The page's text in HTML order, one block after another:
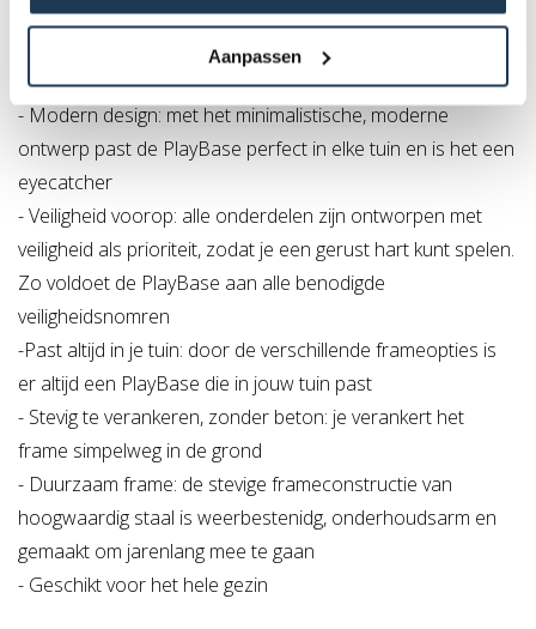
Aanpassen
Waarom kiezen voor BERG PlayBase
- Multifunctionaliteit: te gebruiken om te spelen, sporten en
loungen
- Modern design: met het minimalistische, moderne
ontwerp past de PlayBase perfect in elke tuin en is het een
eyecatcher
- Veiligheid voorop: alle onderdelen zijn ontworpen met
veiligheid als prioriteit, zodat je een gerust hart kunt spelen.
Zo voldoet de PlayBase aan alle benodigde
veiligheidsnomren
-Past altijd in je tuin: door de verschillende frameopties is
er altijd een PlayBase die in jouw tuin past
- Stevig te verankeren, zonder beton: je verankert het
frame simpelweg in de grond
- Duurzaam frame: de stevige frameconstructie van
hoogwaardig staal is weerbestenidg, onderhoudsarm en
gemaakt om jarenlang mee te gaan
- Geschikt voor het hele gezin